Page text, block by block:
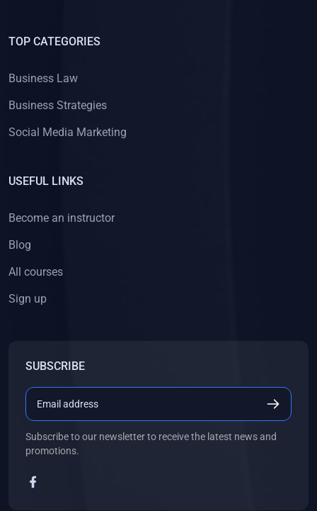
TOP CATEGORIES
Business Law
Business Strategies
Social Media Marketing
USEFUL LINKS
Become an instructor
Blog
All courses
Sign up
SUBSCRIBE
Subscribe to our newsletter to receive the latest news and
promotions.